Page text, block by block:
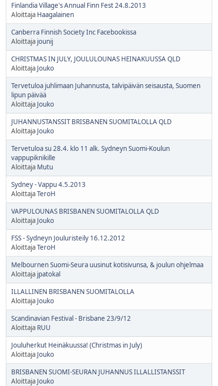
Finlandia Village's Annual Finn Fest 24.8.2013
Aloittaja Haagalainen
Canberra Finnish Society Inc Facebookissa
Aloittaja jounij
CHRISTMAS IN JULY, JOULULOUNAS HEINAKUUSSA QLD
Aloittaja Jouko
Tervetuloa juhlimaan Juhannusta, talvipäivän seisausta, Suomen
lipun päivää
Aloittaja Jouko
JUHANNUSTANSSIT BRISBANEN SUOMITALOLLA QLD
Aloittaja Jouko
Tervetuloa su 28.4. klo 11 alk. Sydneyn Suomi-Koulun
vappupiknikille
Aloittaja Mutu
Sydney - Vappu 4.5.2013
AloittajaTeroH
VAPPULOUNAS BRISBANEN SUOMITALOLLA QLD
Aloittaja Jouko
FSS - Sydneyn Jouluristeily 16.12.2012
AloittajaTeroH
Melbournen Suomi-Seura uusinut kotisivunsa, & joulun ohjelmaa
Aloittaja jpatokal
ILLALLINEN BRISBANEN SUOMITALOLLA
Aloittaja Jouko
Scandinavian Festival - Brisbane 23/9/12
Aloittaja RUU
Jouluherkut Heinäkuussa! (Christmas in July)
Aloittaja Jouko
BRISBANEN SUOMI-SEURAN JUHANNUS ILLALLISTANSSIT
Aloittaja Jouko